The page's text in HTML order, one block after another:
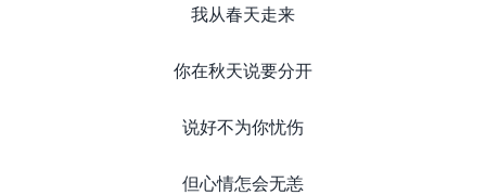
我从春天走来
你在秋天说要分开
说好不为你忧伤
但心情怎会无恙